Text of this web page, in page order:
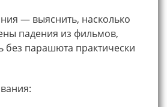
— выяснить, насколько
падения из фильмов,
без парашюта практически